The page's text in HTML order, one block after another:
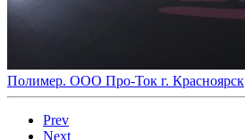
Полимер. ООО Про-Ток г. Красноярск
Prev
Next